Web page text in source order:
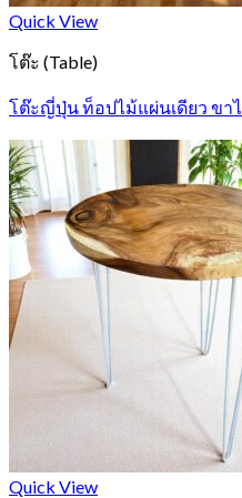
Quick View
โต๊ะ (Table)
โต๊ะญี่ปุ่น ท็อปไม้แผ่นเดียว ขา
Quick View